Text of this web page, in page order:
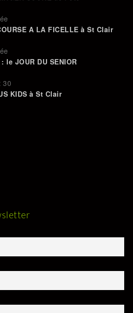
A LA FICELLE à St Clair
le JOUR DU SENIOR
30
KIDS à St Clair